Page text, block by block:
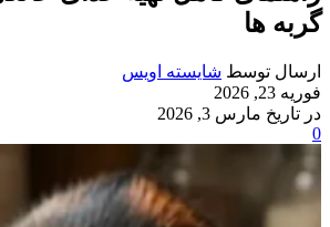
گربه‌ ها
ارسال توسط شایسته اویس
فوریه 23, 2026
در تاریخ مارس 3, 2026
0